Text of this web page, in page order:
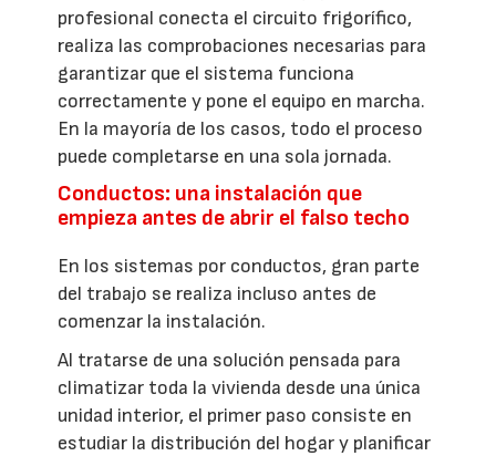
profesional conecta el circuito frigorífico,
realiza las comprobaciones necesarias para
garantizar que el sistema funciona
correctamente y pone el equipo en marcha.
En la mayoría de los casos, todo el proceso
puede completarse en una sola jornada.
Conductos: una instalación que
empieza antes de abrir el falso techo
En los sistemas por conductos, gran parte
del trabajo se realiza incluso antes de
comenzar la instalación.
Al tratarse de una solución pensada para
climatizar toda la vivienda desde una única
unidad interior, el primer paso consiste en
estudiar la distribución del hogar y planificar